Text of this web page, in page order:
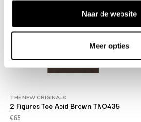
Naar de website
Meer opties
THE NEW ORIGINALS
2 Figures Tee Acid Brown TNO435
€65